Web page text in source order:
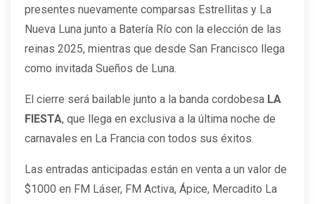
presentes nuevamente comparsas Estrellitas y La
Nueva Luna junto a Batería Río con la elección de las
reinas 2025, mientras que desde San Francisco llega
como invitada Sueños de Luna.
El cierre será bailable junto a la banda cordobesa LA
FIESTA, que llega en exclusiva a la última noche de
carnavales en La Francia con todos sus éxitos.
Las entradas anticipadas están en venta a un valor de
$1000 en FM Láser, FM Activa, Ápice, Mercadito La